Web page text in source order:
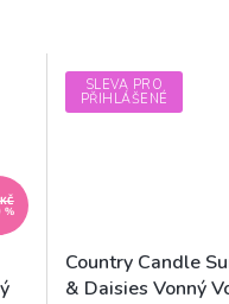
%
SLEVA PRO
PŘIHLÁŠENÉ
Country Candle
& Daisies Vonný